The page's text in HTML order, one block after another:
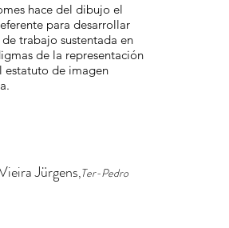
Jürgens,Ter-Pedro
hace del dibujo el
para desarrollar
trabajo sustentada en
de la representación
estatuto de imagen